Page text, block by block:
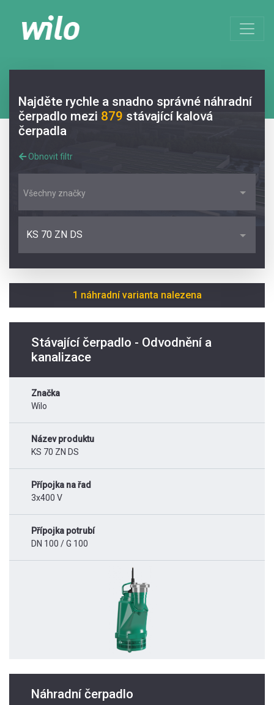
Najděte rychle a snadno správné náhradní
čerpadlo mezi 879 stávající kalová
čerpadla
Obnovit filtr
Všechny značky
KS 70 ZN DS
1 náhradní varianta nalezena
Stávající čerpadlo - Odvodnění a
kanalizace
Značka
Wilo
Název produktu
KS 70 ZN DS
Přípojka na řad
3x400 V
Přípojka potrubí
DN 100 / G 100
Náhradní čerpadlo